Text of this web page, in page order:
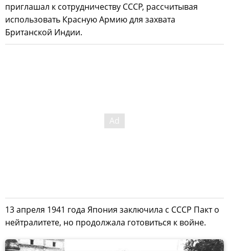
приглашал к сотрудничеству СССР, рассчитывая
использовать Красную Армию для захвата
Британской Индии.
13 апреля 1941 года Япония заключила с СССР Пакт о
нейтралитете, но продолжала готовиться к войне.